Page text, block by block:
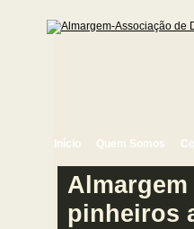
Início Quem Somos
pinheiros